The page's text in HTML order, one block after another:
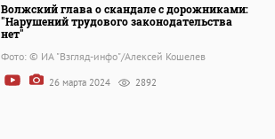
Волжский глава о скандале с дорожниками:
"Нарушений трудового законодательства
нет"
Фото: © ИА "Взгляд-инфо"/Алексей Кошелев
26 марта 2024 2892